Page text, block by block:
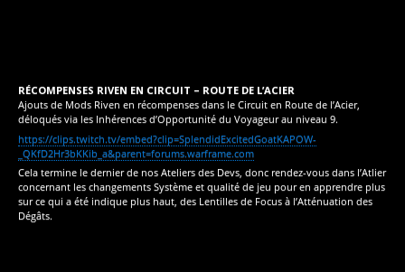
RÉCOMPENSES RIVEN EN CIRCUIT – ROUTE DE L’ACIER
Ajouts de Mods Riven en récompenses dans le Circuit en Route de l’Acier,
déloqués via les Inhérences d’Opportunité du Voyageur au niveau 9.
https://clips.twitch.tv/embed?clip=SplendidExcitedGoatKAPOW-
_QKfD2Hr3bKKib_a&parent=forums.warframe.com
Cela termine le dernier de nos Ateliers des Devs, donc rendez-vous dans l’Atlier
concernant les changements Système et qualité de jeu pour en apprendre plus
sur ce qui a été indique plus haut, des Lentilles de Focus à l’Atténuation des
Dégâts.